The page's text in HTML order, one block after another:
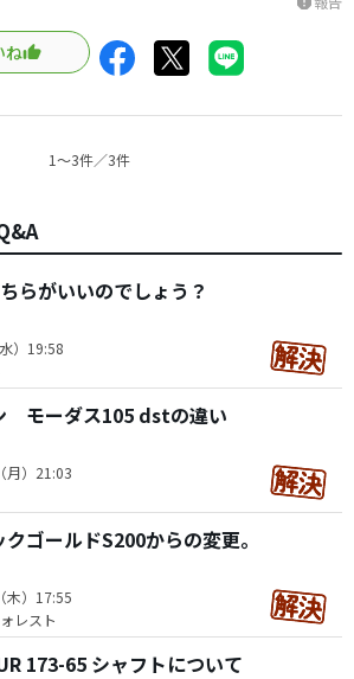
ね
1〜3件／3件
らがいいのでしょう？
）19:58
モーダス105 dstの違い
月）21:03
ゴールドS200からの変更。
木）17:55
レスト
173-65 シャフトについて